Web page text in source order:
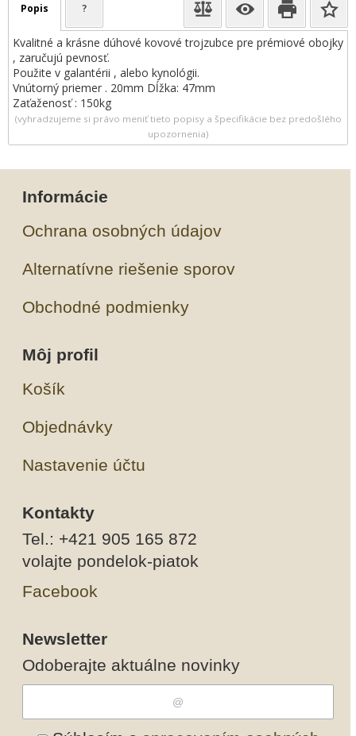
Popis ?
Kvalitné a krásne dúhové kovové trojzubce pre prémiové obojky
, zaručujú pevnosť.
Použite v galantérii , alebo kynológii.
Vnútorný priemer . 20mm Dĺžka: 47mm
Zaťaženosť : 150kg
(vyhradzujeme si právo meniť tieto popisy a špecifikácie bez predošlého
upozornenia)
Informácie
Ochrana osobných údajov
Alternatívne riešenie sporov
Obchodné podmienky
Môj profil
Košík
Objednávky
Nastavenie účtu
Kontakty
Tel.: +421 905 165 872
volajte pondelok-piatok
Facebook
Newsletter
Odoberajte aktuálne novinky